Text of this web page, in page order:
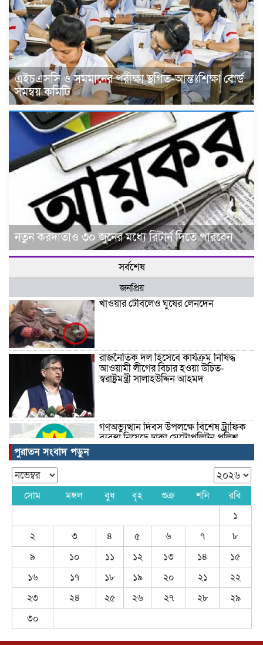
এইচএসসি ও সমমানের পরীক্ষা স্থগিত-আন্তঃশিক্ষা বোর্ড
সমন্বয় কমিটি
নতুন করদাতাও ৩০ জুনের মধ্যে রিটার্ন দিতে পারবেন
সর্বশেষ
জনপ্রিয়
খাওয়ার টেবিলেও ঘুষের লেনদেন
রাজনৈতিক দল হিসেবে কার্যক্রম নিষিদ্ধ
আওয়ামী লীগের বিচার হওয়া উচিত-
স্বরাষ্ট্রমন্ত্রী সালাহউদ্দিন আহমদ
গণঅভ্যুত্থান দিবস উপলক্ষে বিশেষ ট্রাফিক
ব্যবস্থা নিয়েছে ঢাকা মেট্রোপলিটন পুলিশ
ইতিহাসের সর্বোচ্চ প্রাইজমানি
ফেসবুক ব্যবহারকারীরা প্ল্যাটফর্মটিতে
প্রবেশে সমস্যা
পুরাতন সংবাদ পড়ুন
সোম মঙ্গল বুধ বৃহ শুক্র শনি
রবি
১
২
৩ ৪ ৫ ৬ ৭
৮
৯
১০ ১১ ১২ ১৩ ১৪
১৫
১৬
১৭ ১৮ ১৯ ২০ ২১
২২
২৩
২৪ ২৫ ২৬ ২৭ ২৮
২৯
৩০